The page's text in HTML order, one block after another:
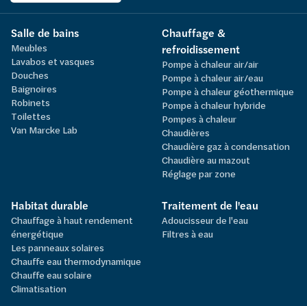
Salle de bains
Meubles
Lavabos et vasques
Douches
Baignoires
Robinets
Toilettes
Van Marcke Lab
Chauffage &
refroidissement
Pompe à chaleur air/air
Pompe à chaleur air/eau
Pompe à chaleur géothermique
Pompe à chaleur hybride
Pompes à chaleur
Chaudières
Chaudière gaz à condensation
Chaudière au mazout
Réglage par zone
Habitat durable
Chauffage à haut rendement
énergétique
Les panneaux solaires
Chauffe eau thermodynamique
Chauffe eau solaire
Climatisation
Traitement de l'eau
Adoucisseur de l'eau
Filtres à eau